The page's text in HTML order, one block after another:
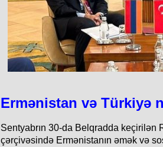
Ermənistan və Türkiyə
Sentyabrın 30-da Belqradda keçirilən
çərçivəsində Ermənistanın əmək və